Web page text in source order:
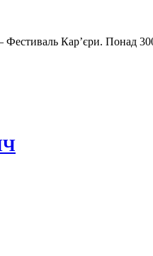
Фестиваль Кар’єри. Понад